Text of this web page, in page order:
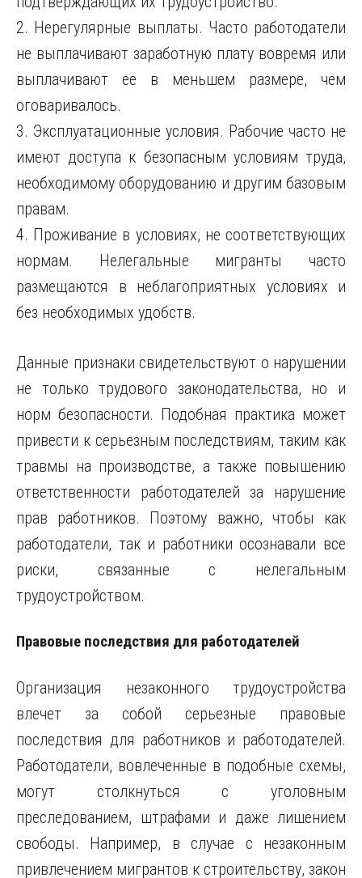
2. Нерегулярные выплаты. Часто работодатели
не выплачивают заработную плату вовремя или
выплачивают ее в меньшем размере, чем
оговаривалось.
3. Эксплуатационные условия. Рабочие часто не
имеют доступа к безопасным условиям труда,
необходимому оборудованию и другим базовым
правам.
4. Проживание в условиях, не соответствующих
нормам. Нелегальные мигранты часто
размещаются в неблагоприятных условиях и
без необходимых удобств.
Данные признаки свидетельствуют о нарушении
не только трудового законодательства, но и
норм безопасности. Подобная практика может
привести к серьезным последствиям, таким как
травмы на производстве, а также повышению
ответственности работодателей за нарушение
прав работников. Поэтому важно, чтобы как
работодатели, так и работники осознавали все
риски, связанные с нелегальным
трудоустройством.
Правовые последствия для работодателей
Организация незаконного трудоустройства
влечет за собой серьезные правовые
последствия для работников и работодателей.
Работодатели, вовлеченные в подобные схемы,
могут столкнуться с уголовным
преследованием, штрафами и даже лишением
свободы. Например, в случае с незаконным
привлечением мигрантов к строительству, закон